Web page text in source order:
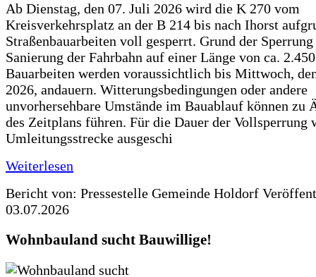
Ab Dienstag, den 07. Juli 2026 wird die K 270 vom
Kreisverkehrsplatz an der B 214 bis nach Ihorst
Straßenbauarbeiten voll gesperrt. Grund der
Sanierung der Fahrbahn auf einer Länge von ca.
Bauarbeiten werden voraussichtlich bis Mittwoch,
2026, andauern. Witterungsbedingungen oder andere
unvorhersehbare Umstände im Bauablauf können zu
des Zeitplans führen. Für die Dauer der Vollsperrung
Umleitungsstrecke ausgeschi
Weiterlesen
Bericht von: Pressestelle Gemeinde Holdorf
03.07.2026
Wohnbauland sucht Bauwillige!